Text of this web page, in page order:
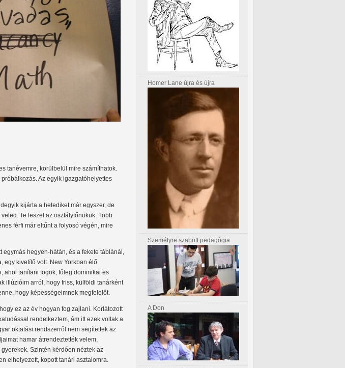
tanévemre, körülbelül mire számíthatok.
Az egyik igazgatóhelyettes
kijárta a hetediket már egyszer, de
Te leszel az osztályfőnökük. Több
férfi már eltűnt a folyosó végén, mire
egymás hegyen-hátán, és a fekete táblánál,
egy kivetítő volt. New Yorkban élő
ahol tanítani fogok, főleg dominikai es
illúzióim arról, hogy friss, külföldi tanárként
hogy képességeimnek megfelelőt.
ez az év hogyan fog zajlani. Korlátozott
rendelkeztem, ám itt ezek voltak a
oktatási rendszerről nem segítettek az
hamar átrendeztették velem,
Szintén kérdően néztek az
elhelyezett, kopott tanári asztalomra.
Homer Lane újra és újra
Személyre szabott pedagógia
A Don